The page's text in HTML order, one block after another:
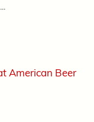
American Beer